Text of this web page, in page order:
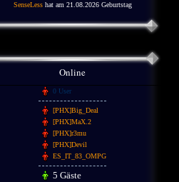
SenseLesshat am 21.08.2026 Geburtstag
Online
0 User
[PHX]Big_Deal
[PHX]MaX.2
[PHX]r3mu
[PHX]Devil
ES_IT_83_OMPG
5 Gäste